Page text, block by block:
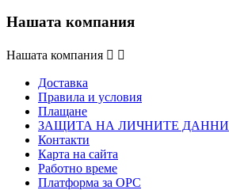
Нашата компания
Нашата компания  
Доставка
Правила и условия
Плащане
ЗАЩИТА НА ЛИЧНИТЕ ДАННИ
Контакти
Карта на сайта
Работно време
Платформа за ОРС